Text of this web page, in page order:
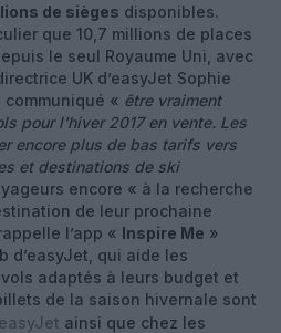
de sièges disponibles.
que 10,7 millions de places
le seul Royaume Uni, avec
UK d’easyJet Sophie
« être vraiment
pour l'hiver 2017 en vente. Les
encore plus de bas tarifs vers
et destinations de ski
encore « à la recherche
de leur prochaine
l’app « Inspire Me »
d’easyJet, qui aide les
adaptés à leurs budget et
de la saison hivernale sont
easyJet ainsi que chez les